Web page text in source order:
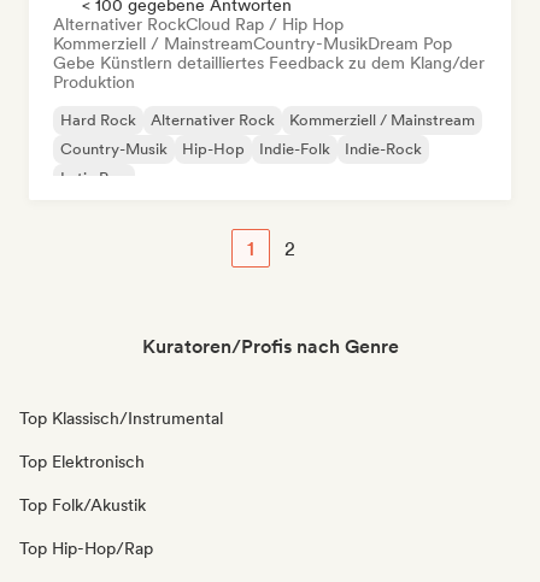
< 100 gegebene Antworten
Alternativer RockCloud Rap / Hip Hop
Kommerziell / MainstreamCountry-MusikDream Pop
Gebe Künstlern detailliertes Feedback zu dem Klang/der
Produktion
Hard Rock Alternativer Rock
Kommerziell / Mainstream
Country-Musik
Hip-Hop Indie-Folk
Indie-Rock
Latin Pop
1 2
Kuratoren/Profis nach Genre
Top Klassisch/Instrumental
Top Elektronisch
Top Folk/Akustik
Top Hip-Hop/Rap